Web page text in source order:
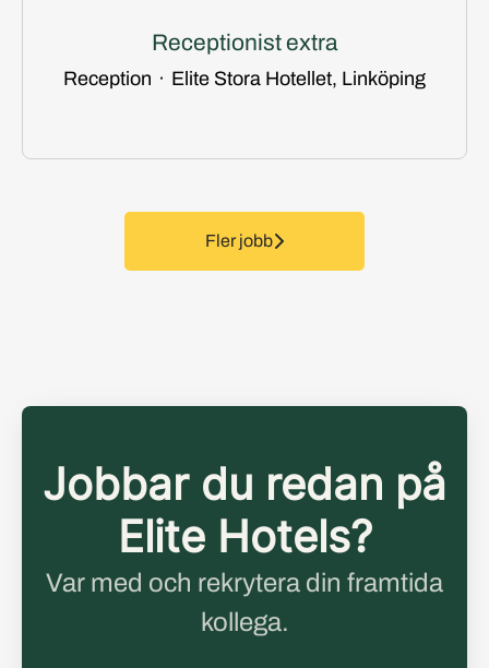
Receptionist extra
Reception · Elite Stora Hotellet, Linköping
Fler jobb
Jobbar du redan på
Elite Hotels?
Var med och rekrytera din framtida
kollega.